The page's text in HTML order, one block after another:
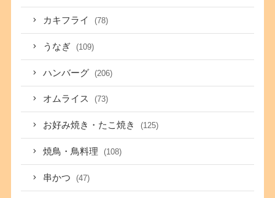
カキフライ (78)
うなぎ (109)
ハンバーグ (206)
オムライス (73)
お好み焼き・たこ焼き (125)
焼鳥・鳥料理 (108)
串かつ (47)